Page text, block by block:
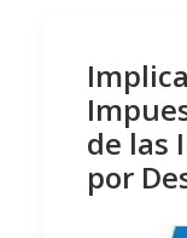
de las
por